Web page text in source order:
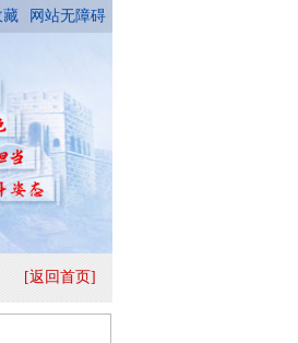
[返回首页]